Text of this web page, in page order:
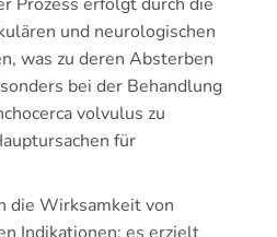
und neurologischen
was zu deren Absterben
bei der Behandlung
volvulus zu
für
die Wirksamkeit von